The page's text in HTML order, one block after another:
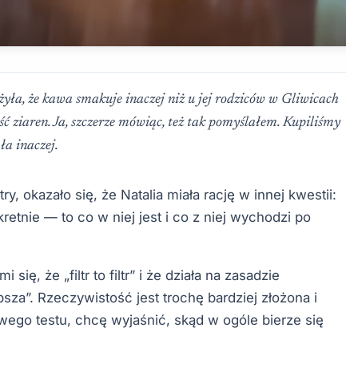
że kawa smakuje inaczej niż u jej rodziców w Gliwicach
ziaren. Ja, szczerze mówiąc, też tak pomyślałem. Kupiliśmy
inaczej.
okazało się, że Natalia miała rację w innej kwestii:
— to co w niej jest i co z niej wychodzi po
się, że „filtr to filtr” i że działa na zasadzie
Rzeczywistość jest trochę bardziej złożona i
testu, chcę wyjaśnić, skąd w ogóle bierze się